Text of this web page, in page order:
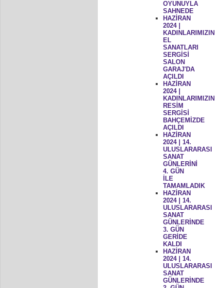
OYUNUYLA
SAHNEDE
HAZİRAN
2024 |
KADINLARIMIZIN
EL
SANATLARI
SERGİSİ
SALON
GARAJ'DA
AÇILDI
HAZİRAN
2024 |
KADINLARIMIZIN
RESİM
SERGİSİ
BAHÇEMİZDE
AÇILDI
HAZİRAN
2024 | 14.
ULUSLARARASI
SANAT
GÜNLERİNİ
4. GÜN
İLE
TAMAMLADIK
HAZİRAN
2024 | 14.
ULUSLARARASI
SANAT
GÜNLERİNDE
3. GÜN
GERİDE
KALDI
HAZİRAN
2024 | 14.
ULUSLARARASI
SANAT
GÜNLERİNDE